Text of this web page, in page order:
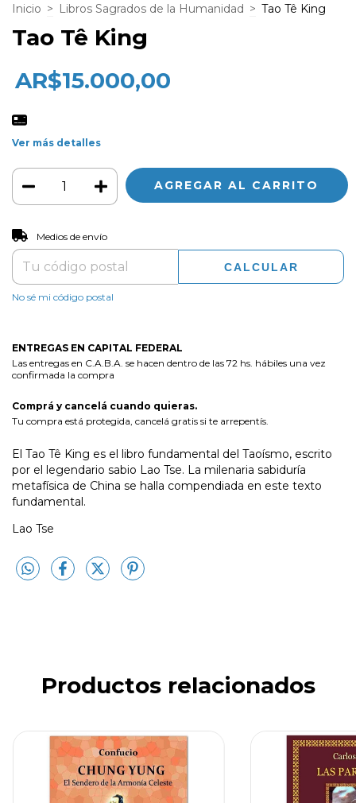
Inicio > Libros Sagrados de la Humanidad > Tao Tê King
Tao Tê King
$15.000,00
Ver más detalles
Entregas para el CP:
Medios de envío
CALCULAR
No sé mi código postal
ENTREGAS EN CAPITAL FEDERAL
Las entregas en C.A.B.A. se hacen dentro de las 72 hs. hábiles una vez
confirmada la compra
Comprá y cancelá cuando quieras.
Tu compra está protegida, cancelá gratis si te arrepentís.
El Tao Tê King es el libro fundamental del Taoísmo, escrito
por el legendario sabio Lao Tse. La milenaria sabiduría
metafísica de China se halla compendiada en este texto
fundamental.
Lao Tse
Productos relacionados